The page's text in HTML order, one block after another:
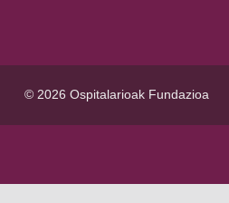
© 2026 Ospitalarioak Fundazioa